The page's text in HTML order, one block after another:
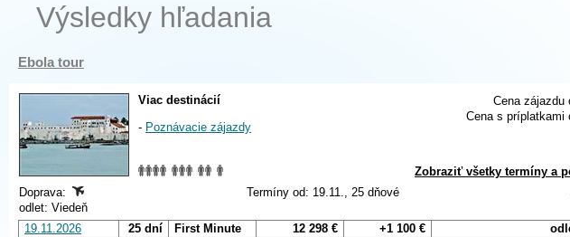
Výsledky hľadania
Ebola tour
Cena zájazdu
Cena s príplatkami
Viac destinácií
- Poznávacie zájazdy
Zobraziť všetky termíny a
Doprava:
Termíny od: 19.11., 25 dňové
odlet: Viedeň
19.11.2026
25 dní First Minute 12 298 € +1 100 €